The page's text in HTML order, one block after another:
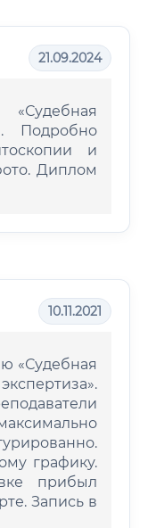
21.09.2024
Подробно
и
Диплом
10.11.2021
«Судебная
графику.
прибыл
Запись в